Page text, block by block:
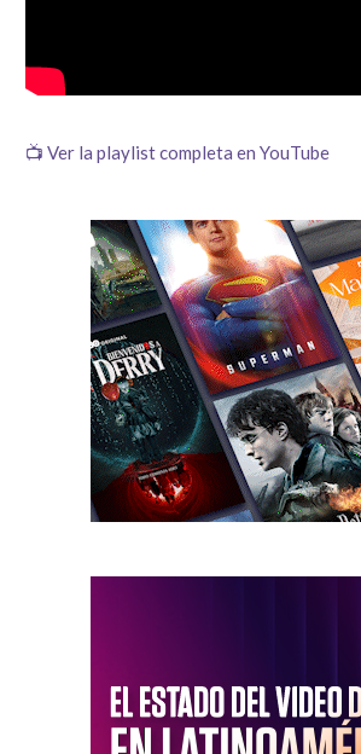
📺 Ver la playlist completa en YouTube